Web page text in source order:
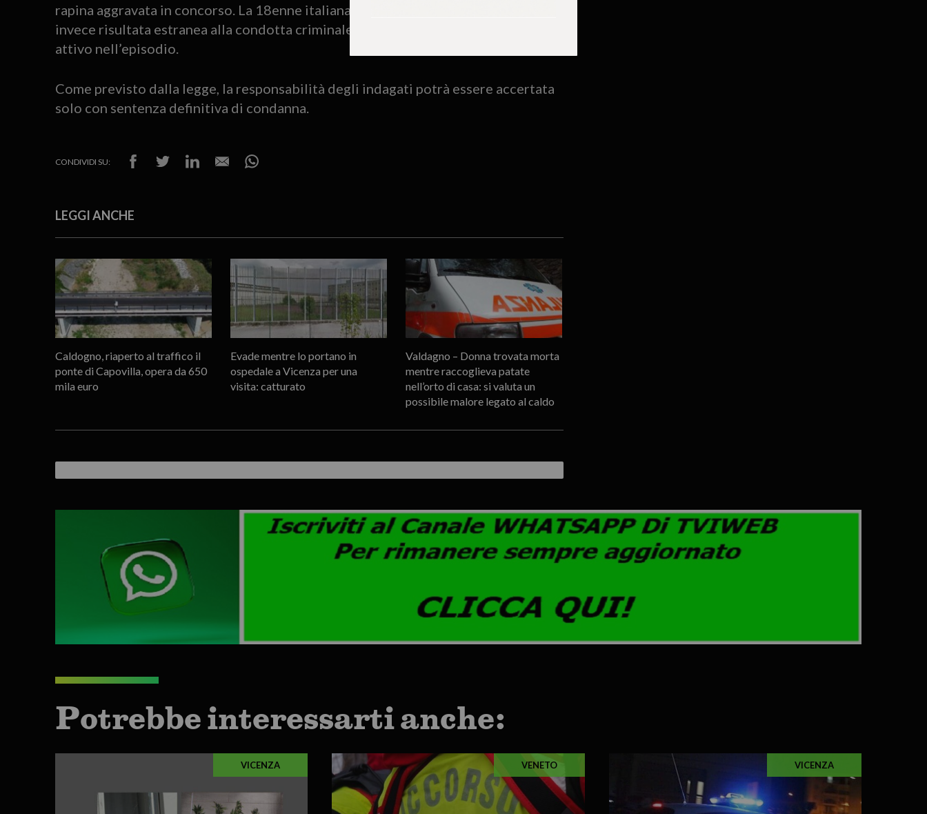
rapina aggravata in concorso. La 18enne italiana, pur presente durante i fatti, è
invece risultata estranea alla condotta criminale e non avrebbe avuto un ruolo
attivo nell’episodio.
Come previsto dalla legge, la responsabilità degli indagati potrà essere accertata
solo con sentenza definitiva di condanna.
CONDIVIDI SU:
LEGGI ANCHE
Caldogno, riaperto al traffico il
ponte di Capovilla, opera da 650
mila euro
Evade mentre lo portano in
ospedale a Vicenza per una
visita: catturato
Valdagno – Donna trovata morta
mentre raccoglieva patate
nell’orto di casa: si valuta un
possibile malore legato al caldo
Potrebbe interessarti anche:
VICENZA VENETO VICENZA